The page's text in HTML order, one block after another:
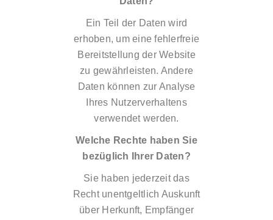
Ein Teil der Daten wird
erhoben, um eine fehlerfreie
Bereitstellung der Website
zu gewährleisten. Andere
Daten können zur Analyse
Ihres Nutzerverhaltens
verwendet werden.
Welche Rechte haben Sie
bezüglich Ihrer Daten?
Sie haben jederzeit das
Recht unentgeltlich Auskunft
über Herkunft, Empfänger